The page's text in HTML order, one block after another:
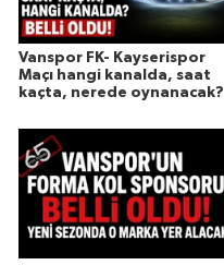
Vanspor FK- Kayserispor
Maçı hangi kanalda, saat
kaçta, nerede oynanacak?